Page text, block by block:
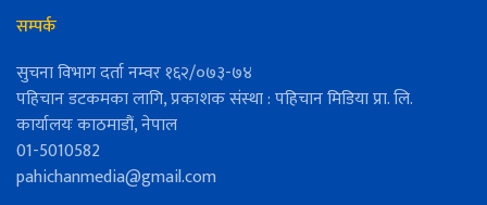
सम्पर्क
सुचना विभाग दर्ता नम्वर १६२/०७३-७४
पहिचान डटकमका लागि, प्रकाशक संस्था : पहिचान मिडिया प्रा. लि.
कार्यालयः काठमाडौं, नेपाल
01-5010582
pahichanmedia@gmail.com